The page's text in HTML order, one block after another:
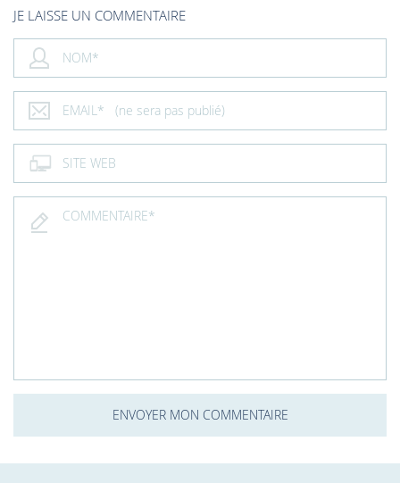
JE LAISSE UN COMMENTAIRE